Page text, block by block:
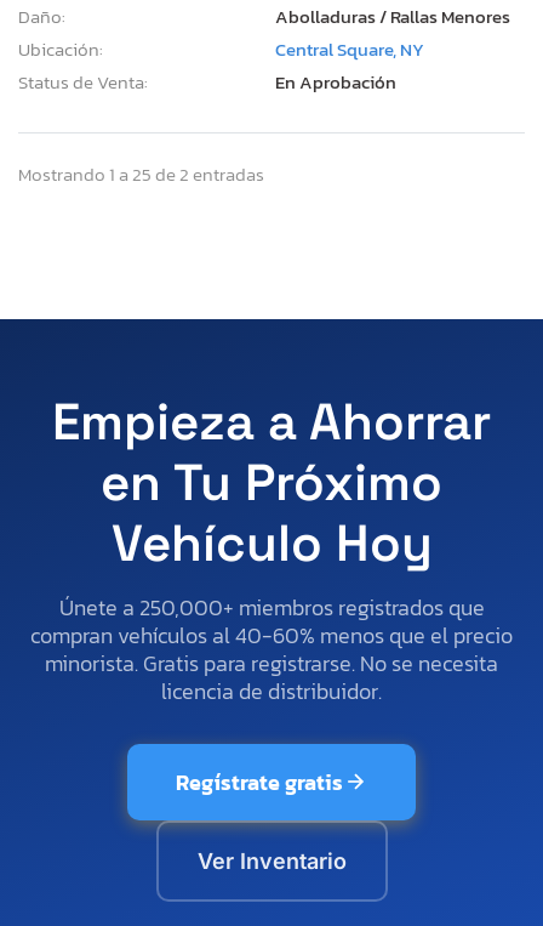
Daño:
Abolladuras / Rallas Menores
Ubicación:
Central Square, NY
Status de Venta:
En Aprobación
Mostrando 1 a 25 de 2 entradas
Empieza a Ahorrar
en Tu Próximo
Vehículo Hoy
Únete a 250,000+ miembros registrados que
compran vehículos al 40-60% menos que el precio
minorista. Gratis para registrarse. No se necesita
licencia de distribuidor.
Regístrate gratis
Ver Inventario